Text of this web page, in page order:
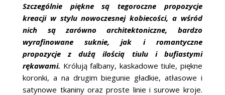
Szczególnie piękne są tegoroczne propozycje
kreacji w stylu nowoczesnej kobiecości, a wśród
nich są zarówno architektoniczne, bardzo
wyrafinowane suknie, jak i romantyczne
propozycje z dużą ilością tiulu i bufiastymi
rękawami. Królują falbany, kaskadowe tiule, piękne
koronki, a na drugim biegunie gładkie, atłasowe i
satynowe tkaniny oraz proste linie i surowe kroje.